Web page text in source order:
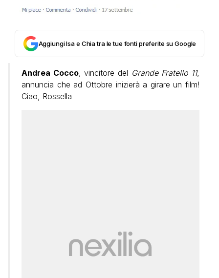
Aggiungi Isa e Chia tra le tue fonti preferite su Google
Andrea Cocco, vincitore del Grande Fratello 11,
annuncia che ad Ottobre inizierà a girare un film!
Ciao, Rossella